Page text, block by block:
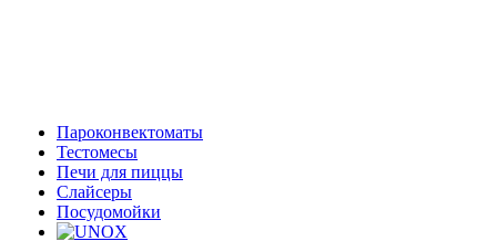
Пароконвектоматы
Тестомесы
Печи для пиццы
Слайсеры
Посудомойки